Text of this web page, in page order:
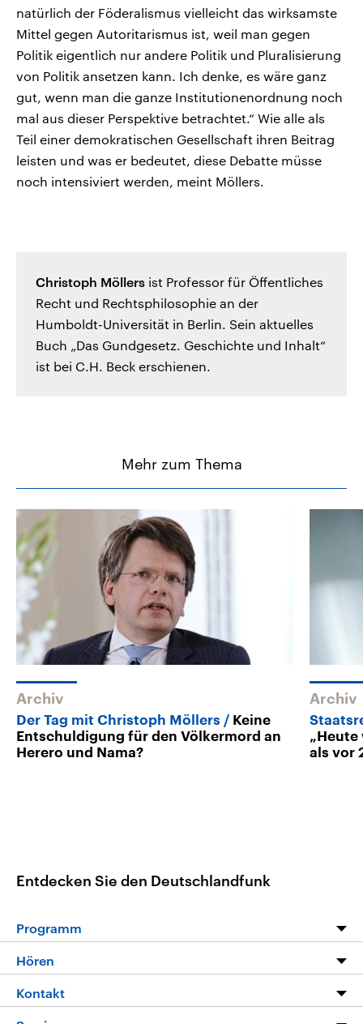
natürlich der Föderalismus vielleicht das wirksamste
Mittel gegen Autoritarismus ist, weil man gegen
Politik eigentlich nur andere Politik und Pluralisierung
von Politik ansetzen kann. Ich denke, es wäre ganz
gut, wenn man die ganze Institutionenordnung noch
mal aus dieser Perspektive betrachtet.“ Wie alle als
Teil einer demokratischen Gesellschaft ihren Beitrag
leisten und was er bedeutet, diese Debatte müsse
noch intensiviert werden, meint Möllers.
Christoph Möllers ist Professor für Öffentliches
Recht und Rechtsphilosophie an der
Humboldt-Universität in Berlin. Sein aktuelles
Buch „Das Gundgesetz. Geschichte und Inhalt“
ist bei C.H. Beck erschienen.
Mehr zum Thema
Archiv
Der Tag mit Christoph Möllers
Keine
Entschuldigung für den Völkermord an
Herero und Nama?
Archiv
„Heute
als vor
Entdecken Sie den Deutschlandfunk
Programm
Die Nachrichten
Hören
Livestream
Kontakt